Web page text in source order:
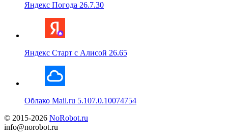
Яндекс Погода 26.7.30
Яндекс Старт с Алисой 26.65
Облако Mail.ru 5.107.0.10074754
© 2015-2026 NoRobot.ru
info@norobot.ru